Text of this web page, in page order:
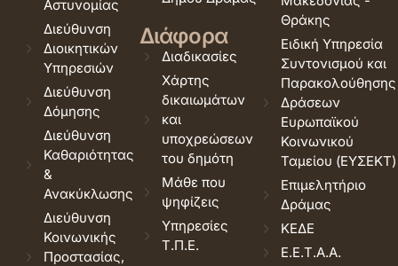
Αστυνομίας
Διεύθυνση
Διοικητικών
Υπηρεσιών
Διεύθυνση
Δόμησης
Διεύθυνση
Καθαριότητας
&
Ανακύκλωσης
Διεύθυνση
Κοινωνικής
Προστασίας,
Διάφορα
Διαδικασίες
Χάρτης
δικαιωμάτων
και
υποχρεώσεων
του δημότη
Μάθε που
ψηφίζεις
Υπηρεσίες
Τ.Π.Ε.
Θράκης
Ειδική Υπηρεσία
Συντονισμού και
Παρακολούθησης
Δράσεων
Ευρωπαϊκού
Κοινωνικού
Ταμείου (ΕΥΣΕΚΤ)
Επιμελητήριο
Δράμας
ΚΕΔΕ
Ε.Ε.Τ.Α.Α.